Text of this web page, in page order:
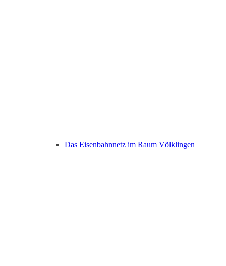
Das Eisenbahnnetz im Raum Völklingen